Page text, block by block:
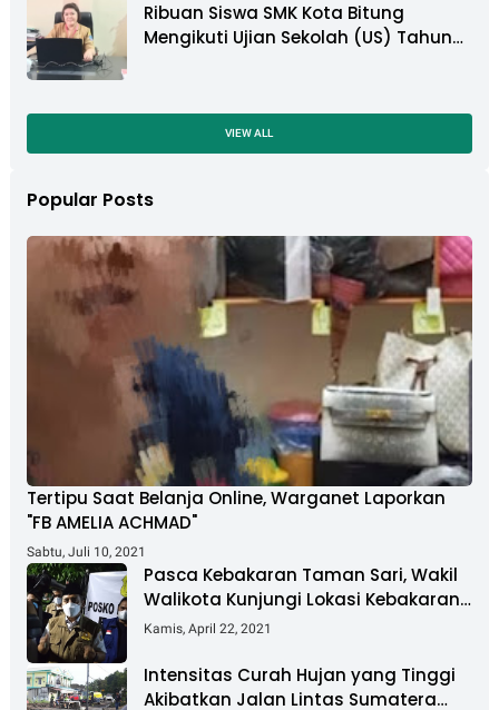
Ribuan Siswa SMK Kota Bitung
Mengikuti Ujian Sekolah (US) Tahun
VIEW ALL
Popular Posts
Tertipu Saat Belanja Online, Warganet Laporkan
"FB AMELIA ACHMAD"
Sabtu, Juli 10, 2021
Pasca Kebakaran Taman Sari, Wakil
Walikota Kunjungi Lokasi Kebakaran
Dan Salurkan Bantuan
Kamis, April 22, 2021
Intensitas Curah Hujan yang Tinggi
Akibatkan Jalan Lintas Sumatera